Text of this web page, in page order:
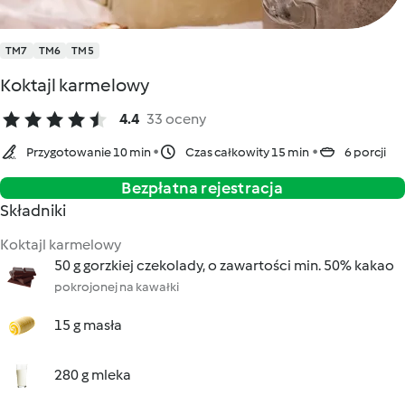
TM7 TM6 TM5
Koktajl karmelowy
4.4 33 oceny
Przygotowanie 10 min Czas całkowity 15 min 6 porcji
Bezpłatna rejestracja
Składniki
Koktajl karmelowy
50 g gorzkiej czekolady, o zawartości min. 50% kakao
pokrojonej na kawałki
15 g masła
280 g mleka